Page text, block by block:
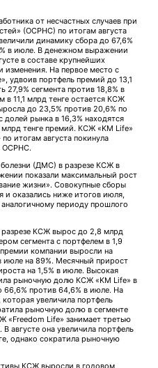
от несчастных случаев при
(ОСРНС) по итогам августа
динамику сбора до 67,6%
в июле. В денежном выражении
в составе крупнейших
изменения. На первое место с
удвоив портфель премий до 13,1
27,9% сегмента против 18,8% в
11,1 млрд тенге остается КСЖ
до 23,5% против 20,6% по
рынка в 16,3% находятся
тенге премий. КСЖ «KM Life»
итогам августа покинула
ОСРНС.
(ДМС) в разрезе КСЖ в
показали максимальный рост
жизни». Совокупные сборы
и оказались ниже итогов июля,
периоду прошлого
КСЖ вырос до 2,8 млрд
сегмента с портфелем в 1,9
компании выросли на
июле на 89%. Месячный прирост
на 1,5% в июле. Высокая
рыночную долю КСЖ «KM Life» в
66,6% против 64,6% в июле. На
увеличила портфель
рыночную долю в сегменте
«Freedom Life» занимает третью
августе она увеличила портфель
однако сократила рыночную